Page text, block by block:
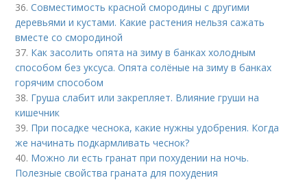
36.Совместимость красной смородины с другими
деревьями и кустами. Какие растения нельзя сажать
вместе со смородиной
37. Как засолить опята на зиму в банках холодным
способом без уксуса. Опята солёные на зиму в банках
горячим способом
38. Груша слабит или закрепляет. Влияние груши на
кишечник
39. При посадке чеснока, какие нужны удобрения. Когда
же начинать подкармливать чеснок?
40. Можно ли есть гранат при похудении на ночь.
Полезные свойства граната для похудения